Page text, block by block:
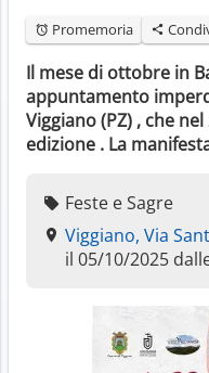
Promemoria
Il mese di ottobre in
appuntamento
Viggiano (PZ) , che
edizione . La
Feste e Sagre
Viggiano, Via
il 05/10/2025